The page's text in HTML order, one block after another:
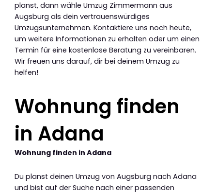
planst, dann wähle Umzug Zimmermann aus
Augsburg als dein vertrauenswürdiges
Umzugsunternehmen. Kontaktiere uns noch heute,
um weitere Informationen zu erhalten oder um einen
Termin für eine kostenlose Beratung zu vereinbaren.
Wir freuen uns darauf, dir bei deinem Umzug zu
helfen!
Wohnung finden
in Adana
Wohnung finden in Adana
Du planst deinen Umzug von Augsburg nach Adana
und bist auf der Suche nach einer passenden